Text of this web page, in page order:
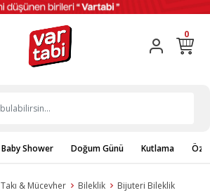
0
Baby Shower Doğum Günü Kutlama
Takı & Mücevher Bileklik Bijuteri Bileklik